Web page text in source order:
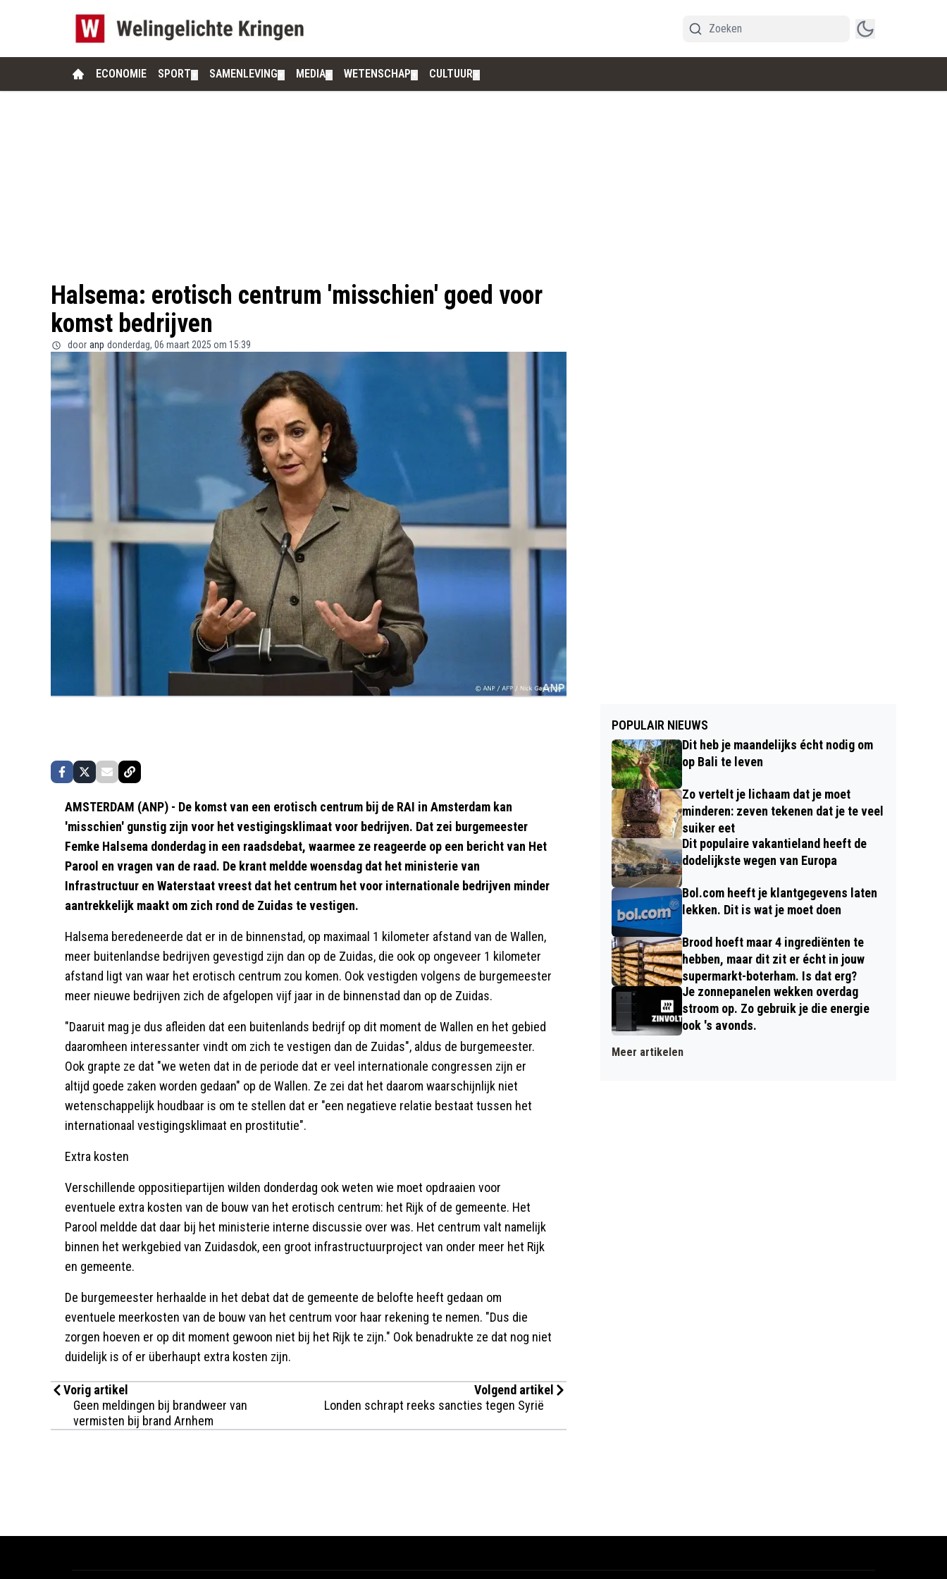
ECONOMIE SPORT SAMENLEVING MEDIA WETENSCHAP CULTUUR
Halsema: erotisch centrum 'misschien' goed voor
komst bedrijven
door anp donderdag, 06 maart 2025 om 15:39
AMSTERDAM (ANP) - De komst van een erotisch centrum bij de RAI in Amsterdam kan
'misschien' gunstig zijn voor het vestigingsklimaat voor bedrijven. Dat zei burgemeester
Femke Halsema donderdag in een raadsdebat, waarmee ze reageerde op een bericht van Het
Parool en vragen van de raad. De krant meldde woensdag dat het ministerie van
Infrastructuur en Waterstaat vreest dat het centrum het voor internationale bedrijven minder
aantrekkelijk maakt om zich rond de Zuidas te vestigen.
Halsema beredeneerde dat er in de binnenstad, op maximaal 1 kilometer afstand van de Wallen,
meer buitenlandse bedrijven gevestigd zijn dan op de Zuidas, die ook op ongeveer 1 kilometer
afstand ligt van waar het erotisch centrum zou komen. Ook vestigden volgens de burgemeester
meer nieuwe bedrijven zich de afgelopen vijf jaar in de binnenstad dan op de Zuidas.
"Daaruit mag je dus afleiden dat een buitenlands bedrijf op dit moment de Wallen en het gebied
daaromheen interessanter vindt om zich te vestigen dan de Zuidas", aldus de burgemeester.
Ook grapte ze dat "we weten dat in de periode dat er veel internationale congressen zijn er
altijd goede zaken worden gedaan" op de Wallen. Ze zei dat het daarom waarschijnlijk niet
wetenschappelijk houdbaar is om te stellen dat er "een negatieve relatie bestaat tussen het
internationaal vestigingsklimaat en prostitutie".
Extra kosten
Verschillende oppositiepartijen wilden donderdag ook weten wie moet opdraaien voor
eventuele extra kosten van de bouw van het erotisch centrum: het Rijk of de gemeente. Het
Parool meldde dat daar bij het ministerie interne discussie over was. Het centrum valt namelijk
binnen het werkgebied van Zuidasdok, een groot infrastructuurproject van onder meer het Rijk
en gemeente.
De burgemeester herhaalde in het debat dat de gemeente de belofte heeft gedaan om
eventuele meerkosten van de bouw van het centrum voor haar rekening te nemen. "Dus die
zorgen hoeven er op dit moment gewoon niet bij het Rijk te zijn." Ook benadrukte ze dat nog niet
duidelijk is of er überhaupt extra kosten zijn.
Vorig artikel
Geen meldingen bij brandweer van
vermisten bij brand Arnhem
Volgend artikel
Londen schrapt reeks sancties tegen Syrië
POPULAIR NIEUWS
Dit heb je maandelijks écht nodig om
op Bali te leven
Zo vertelt je lichaam dat je moet
minderen: zeven tekenen dat je te veel
suiker eet
Dit populaire vakantieland heeft de
dodelijkste wegen van Europa
Bol.com heeft je klantgegevens laten
lekken. Dit is wat je moet doen
Brood hoeft maar 4 ingrediënten te
hebben, maar dit zit er écht in jouw
supermarkt-boterham. Is dat erg?
Je zonnepanelen wekken overdag
stroom op. Zo gebruik je die energie
ook 's avonds.
Meer artikelen